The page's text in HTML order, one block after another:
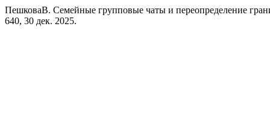
ПешковаВ. Семейные групповые чаты и переопределение
640, 30 дек. 2025.